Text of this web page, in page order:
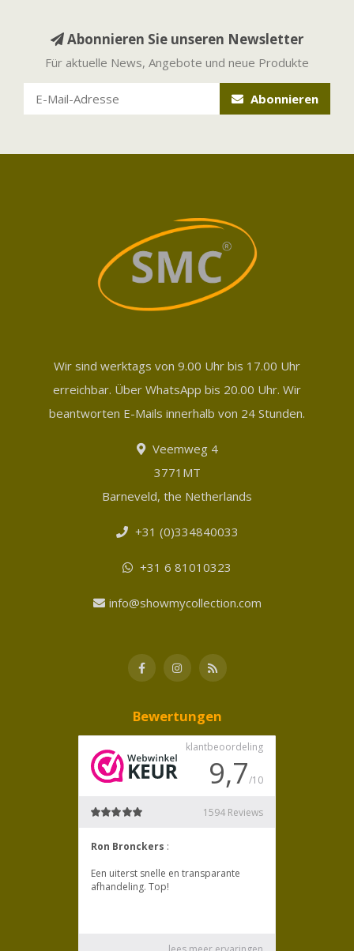
Abonnieren Sie unseren Newsletter
Für aktuelle News, Angebote und neue Produkte
Abonnieren
Wir sind werktags von 9.00 Uhr bis 17.00 Uhr
erreichbar. Über WhatsApp bis 20.00 Uhr. Wir
beantworten E-Mails innerhalb von 24 Stunden.
Veemweg 4
3771MT
Barneveld, the Netherlands
+31 (0)334840033
+31 6 81010323
info@showmycollection.com
Bewertungen